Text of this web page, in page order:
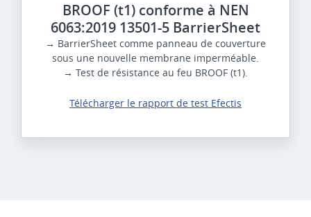
BROOF (t1) conforme à NEN
6063:2019 13501-5 BarrierSheet
→ BarrierSheet comme panneau de couverture
sous une nouvelle membrane imperméable.
→ Test de résistance au feu BROOF (t1).
Télécharger le rapport de test Efectis